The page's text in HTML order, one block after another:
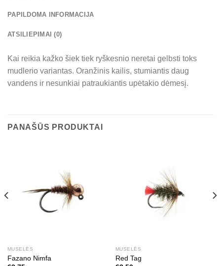
PAPILDOMA INFORMACIJA
ATSILIEPIMAI (0)
Kai reikia kažko šiek tiek ryškesnio neretai gelbsti toks
mudlerio variantas. Oranžinis kailis, stumiantis daug
vandens ir nesunkiai patraukiantis upėtakio dėmesį.
PANAŠŪS PRODUKTAI
MUSELĖS
Fazano Nimfa
MUSELĖS
Red Tag